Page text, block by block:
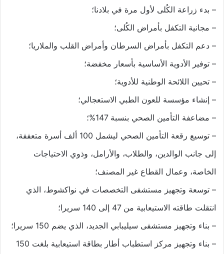
– بدء زراعة الكُلى لأول مرة في بلادنا؛
– مجانية التكفل بأمراض الكُلى؛
– دعم التكفل بأمراض السرطان وأمراض القلب والملاريا؛
– توفير الأدوية الأساسية بأسعار مخفضة؛
– تحيين اللائحة الوطنية للأدوية؛
– إنشاء مؤسسة للعون الطبي الاستعجالي؛
– مضاعفة التأمين الصحي بنسبة 147%؛
– توسيع رقعة التأمين الصحي ليشمل 100 ألف أسرة متعففة،
إلى جانب الوالدين، والطلاب، والأرامل، وذوي الاحتياجات
الخاصة، وعمال القطاع غير المصنف؛
– توسعة وتجهيز مستشفى التخصصات في نواكشوط، الذي
انتقلت طاقته الاستيعابية من 47 إلى 140 سريرا؛
– بناء وتجهيز مستشفى سيليبابي الجديد، الذي يضم 150 سريرا؛
– بناء وتجهيز مركز استطباب أطار بطاقة استيعابية بلغت 150